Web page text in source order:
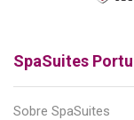
SpaSuites
Sobre SpaSuites